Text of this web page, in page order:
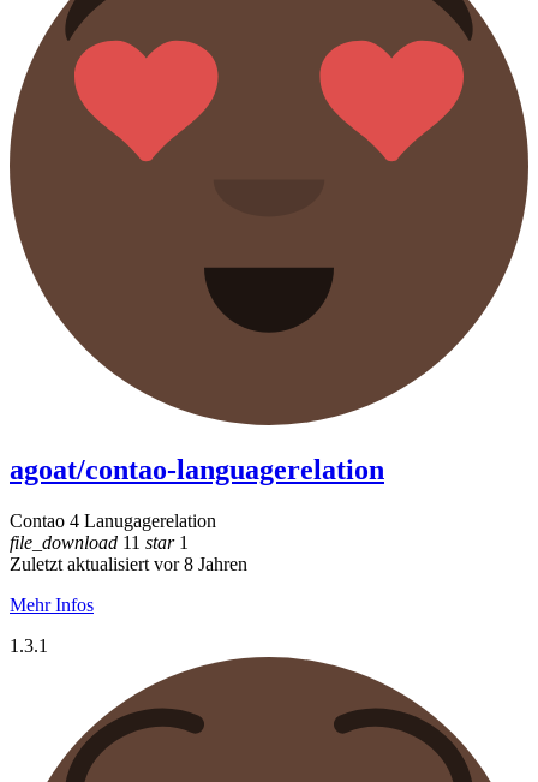
agoat/contao-languagerelation
Contao 4 Lanugagerelation
file_download 11 star1
Zuletzt aktualisiert vor 8 Jahren
Mehr Infos
1.3.1